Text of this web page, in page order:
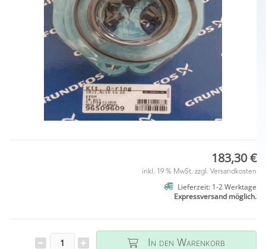
183,30 €
inkl. 19 % MwSt. zzgl. Versandkosten
Lieferzeit: 1-2 Werktage
Expressversand möglich.
In den Warenkorb